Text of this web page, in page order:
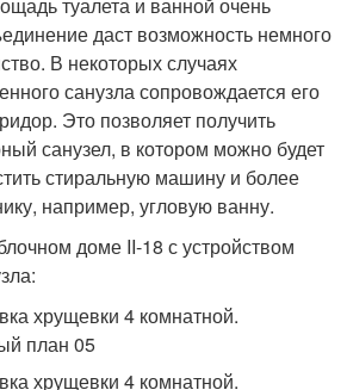
даст возможность немного
В некоторых случаях
санузла сопровождается его
Это позволяет получить
санузел, в котором можно будет
стиральную машину и более
например, угловую ванну.
доме II-18 с устройством